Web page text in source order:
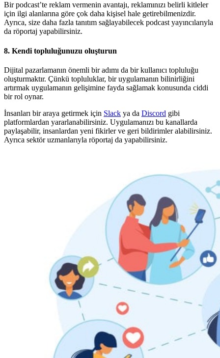
Bir podcast’te reklam vermenin avantajı, reklamınızı belirli kitleler
için ilgi alanlarına göre çok daha kişisel hale getirebilmenizdir.
Ayrıca, size daha fazla tanıtım sağlayabilecek podcast yayıncılarıyla
da röportaj yapabilirsiniz.
8. Kendi topluluğunuzu oluşturun
Dijital pazarlamanın önemli bir adımı da bir kullanıcı topluluğu
oluşturmaktır. Çünkü topluluklar, bir uygulamanın bilinirliğini
artırmak uygulamanın gelişimine fayda sağlamak konusunda ciddi
bir rol oynar.
İnsanları bir araya getirmek için Slack ya da Discord gibi
platformlardan yararlanabilirsiniz. Uygulamanızı bu kanallarda
paylaşabilir, insanlardan yeni fikirler ve geri bildirimler alabilirsiniz.
Ayrıca sektör uzmanlarıyla röportaj da yapabilirsiniz.